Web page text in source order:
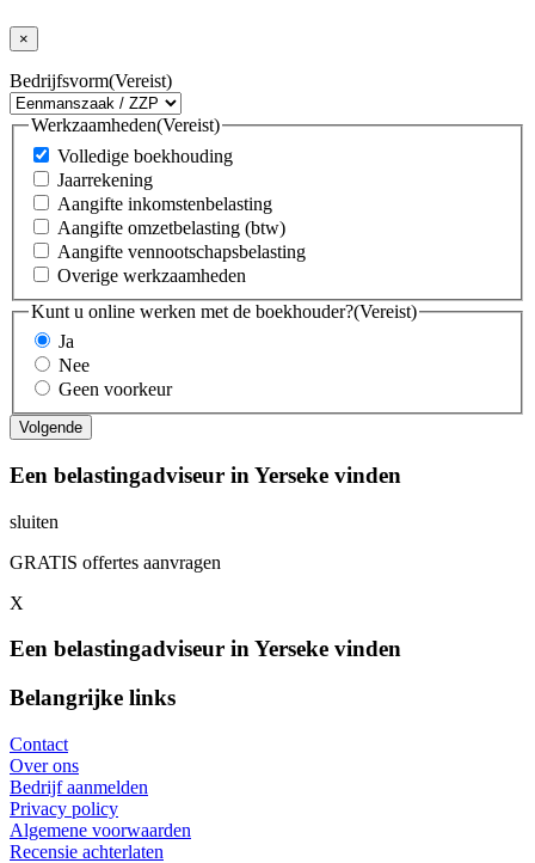
×
Bedrijfsvorm(Vereist)
Werkzaamheden(Vereist)
Volledige boekhouding
Jaarrekening
Aangifte inkomstenbelasting
Aangifte omzetbelasting (btw)
Aangifte vennootschapsbelasting
Overige werkzaamheden
Kunt u online werken met de boekhouder?(Vereist)
Ja
Nee
Geen voorkeur
Een belastingadviseur in Yerseke vinden
sluiten
GRATIS offertes aanvragen
X
Een belastingadviseur in Yerseke vinden
Belangrijke links
Contact
Over ons
Bedrijf aanmelden
Privacy policy
Algemene voorwaarden
Recensie achterlaten